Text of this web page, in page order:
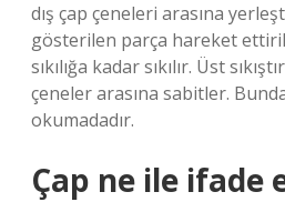
dış çap çeneleri arasına
gösterilen parça hareket
sıkılığa kadar sıkılır. Üst
çeneler arasına sabitler.
okumadadır.
Çap ne ile ifade